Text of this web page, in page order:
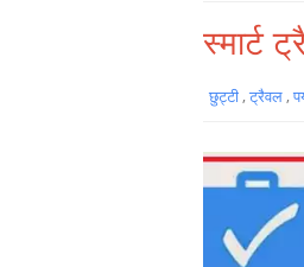
स्मार्ट
छुट्टी,ट्रैवल,